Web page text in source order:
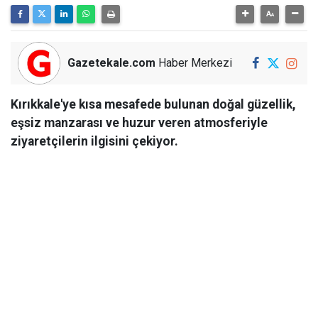
Gazetekale.com Haber Merkezi
Kırıkkale'ye kısa mesafede bulunan doğal güzellik,
eşsiz manzarası ve huzur veren atmosferiyle
ziyaretçilerin ilgisini çekiyor.